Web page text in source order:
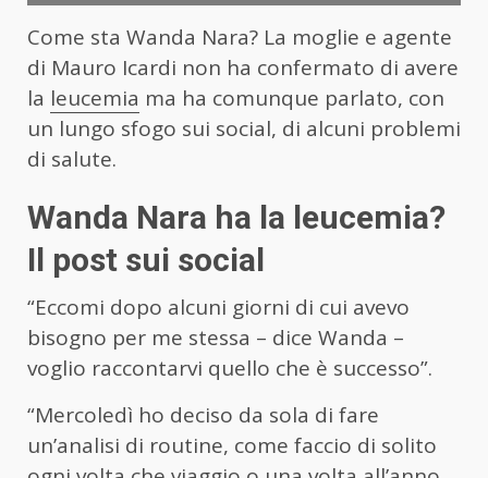
Come sta Wanda Nara? La moglie e agente
di Mauro Icardi non ha confermato di avere
la leucemia ma ha comunque parlato, con
un lungo sfogo sui social, di alcuni problemi
di salute.
Wanda Nara ha la leucemia?
Il post sui social
“Eccomi dopo alcuni giorni di cui avevo
bisogno per me stessa – dice Wanda –
voglio raccontarvi quello che è successo”.
“Mercoledì ho deciso da sola di fare
un’analisi di routine, come faccio di solito